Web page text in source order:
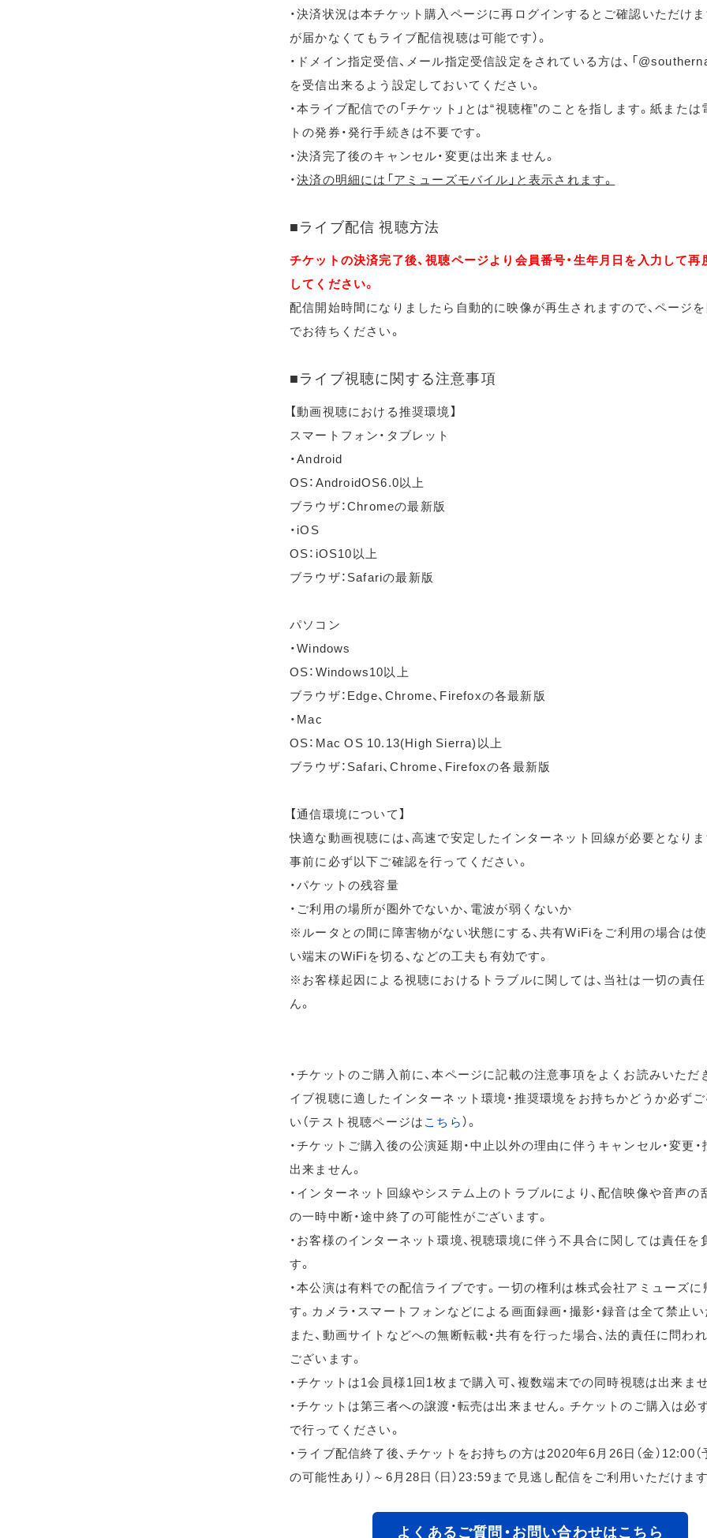
・決済状況は本チケット購入ページに再ログインするとご確認いただけま
が届かなくてもライブ配信視聴は可能です）。
・ドメイン指定受信、メール指定受信設定をされている方は、「
を受信出来るよう設定しておいてください。
・本ライブ配信での「チケット」とは“視聴権”のことを指します。紙または
トの発券・発行手続きは不要です。
・決済完了後のキャンセル・変更は出来ません。
・決済の明細には「アミューズモバイル」と表示されます。
■ライブ配信 視聴方法
チケットの決済完了後、視聴ページより会員番号・生年月日を入力して再
してください。
配信開始時間になりましたら自動的に映像が再生されますので、ページ
でお待ちください。
■ライブ視聴に関する注意事項
【動画視聴における推奨環境】
スマートフォン・タブレット
・Android
OS：AndroidOS6.0以上
ブラウザ：Chromeの最新版
・iOS
OS：iOS10以上
ブラウザ：Safariの最新版
パソコン
・Windows
OS：Windows10以上
ブラウザ：Edge、Chrome、Firefoxの各最新版
・Mac
OS：Mac OS 10.13(High Sierra)以上
ブラウザ：Safari、Chrome、Firefoxの各最新版
【通信環境について】
快適な動画視聴には、高速で安定したインターネット回線が必要となりま
事前に必ず以下ご確認を行ってください。
・パケットの残容量
・ご利用の場所が圏外でないか、電波が弱くないか
※ルータとの間に障害物がない状態にする、共有WiFiをご利用の場合は
い端末のWiFiを切る、などの工夫も有効です。
※お客様起因による視聴におけるトラブルに関しては、当社は一切の責
ん。
・チケットのご購入前に、本ページに記載の注意事項をよくお読みいただ
イブ視聴に適したインターネット環境・推奨環境をお持ちかどうか必ず
い（テスト視聴ページはこちら）。
・チケットご購入後の公演延期・中止以外の理由に伴うキャンセル・変更
出来ません。
・インターネット回線やシステム上のトラブルにより、配信映像や音声の
の一時中断・途中終了の可能性がございます。
・お客様のインターネット環境、視聴環境に伴う不具合に関しては責任を
す。
・本公演は有料での配信ライブです。一切の権利は株式会社アミューズに
す。カメラ・スマートフォンなどによる画面録画・撮影・録音は全て禁止い
また、動画サイトなどへの無断転載・共有を行った場合、法的責任に問わ
ございます。
・チケットは1会員様1回1枚まで購入可、複数端末での同時視聴は出来ませ
・チケットは第三者への譲渡・転売は出来ません。チケットのご購入は必
で行ってください。
・ライブ配信終了後、チケットをお持ちの方は2020年6月26日（金）12:00
の可能性あり）～6月28日（日）23:59まで見逃し配信をご利用いただけます
よくあるご質問・お問い合わせはこちら